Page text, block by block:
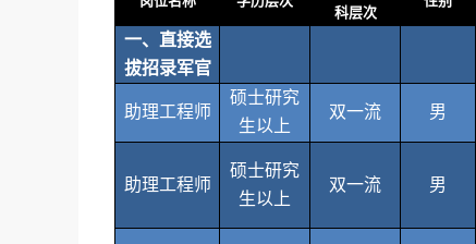
科层次
一、直接选
拔招录军官
助理工程师
硕士研究
生以上
双一流 男
助理工程师
硕士研究
生以上
双一流 男